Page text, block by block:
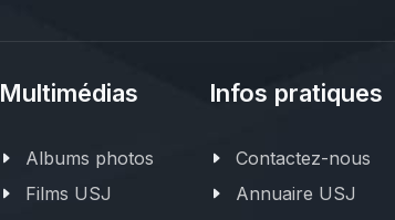
Multimédias
Albums photos
Films USJ
Infos pratiques
Contactez-nous
Annuaire USJ